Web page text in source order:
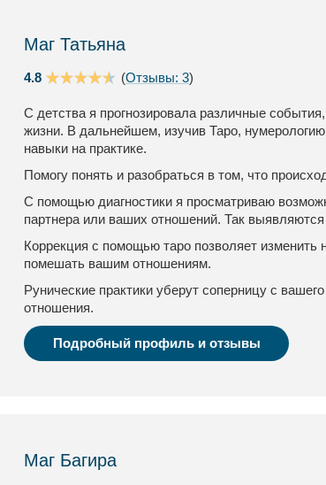
Маг Татьяна
4.8 (Отзывы: 3)
С детства я прогнозировала различные
жизни. В дальнейшем, изучив Таро,
навыки на практике.
Помогу понять и разобраться в том, что
С помощью диагностики я просматриваю
партнера или ваших отношений. Так
Коррекция с помощью таро позволяет
помешать вашим отношениям.
Рунические практики уберут соперницу с
отношения.
Подробный профиль и отзывы
Маг Багира